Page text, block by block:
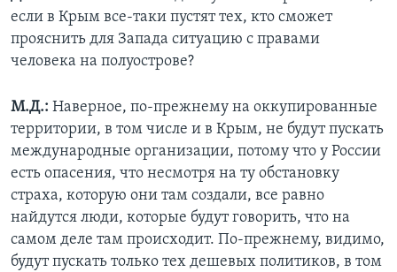
если в Крым все-таки пустят тех, кто сможет
прояснить для Запада ситуацию с правами
человека на полуострове?
М.Д.: Наверное, по-прежнему на оккупированные
территории, в том числе и в Крым, не будут пускать
международные организации, потому что у России
есть опасения, что несмотря на ту обстановку
страха, которую они там создали, все равно
найдутся люди, которые будут говорить, что на
самом деле там происходит. По-прежнему, видимо,
будут пускать только тех дешевых политиков, в том